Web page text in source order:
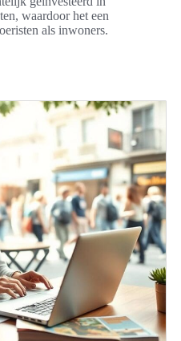
waardoor het een
als inwoners.